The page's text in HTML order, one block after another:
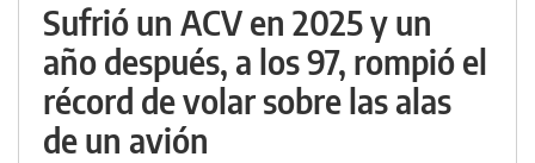
Sufrió un ACV en 2025 y un
año después, a los 97, rompió el
récord de volar sobre las alas
de un avión